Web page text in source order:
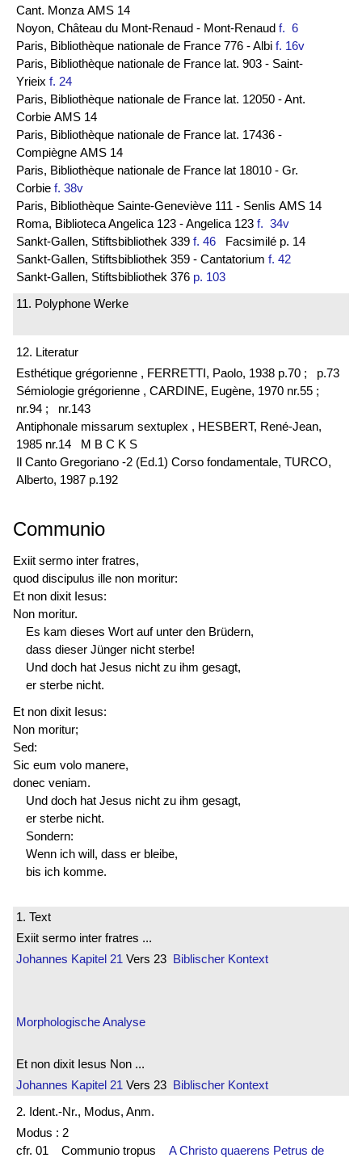
Cant. Monza AMS 14
Noyon, Château du Mont-Renaud - Mont-Renaud f. 6
Paris, Bibliothèque nationale de France 776 - Albi f. 16v
Paris, Bibliothèque nationale de France lat. 903 - Saint-
Yrieix f. 24
Paris, Bibliothèque nationale de France lat. 12050 - Ant.
Corbie AMS 14
Paris, Bibliothèque nationale de France lat. 17436 -
Compiègne AMS 14
Paris, Bibliothèque nationale de France lat 18010 - Gr.
Corbie f. 38v
Paris, Bibliothèque Sainte-Geneviève 111 - Senlis AMS 14
Roma, Biblioteca Angelica 123 - Angelica 123 f. 34v
Sankt-Gallen, Stiftsbibliothek 339 f. 46 Facsimilé p. 14
Sankt-Gallen, Stiftsbibliothek 359 - Cantatorium f. 42
Sankt-Gallen, Stiftsbibliothek 376 p. 103
11. Polyphone Werke
12. Literatur
Esthétique grégorienne , FERRETTI, Paolo, 1938 p.70 ;
p.73
Sémiologie grégorienne , CARDINE, Eugène, 1970 nr.55 ;
nr.94 ;
nr.143
Antiphonale missarum sextuplex , HESBERT, René-Jean,
1985 nr.14 M B C K S
Il Canto Gregoriano -2 (Ed.1) Corso fondamentale, TURCO,
Alberto, 1987 p.192
Communio
Exiit sermo inter fratres,
quod discipulus ille non moritur:
Et non dixit Iesus:
Non moritur.
Es kam dieses Wort auf unter den Brüdern,
dass dieser Jünger nicht sterbe!
Und doch hat Jesus nicht zu ihm gesagt,
er sterbe nicht.
Et non dixit Iesus:
Non moritur;
Sed:
Sic eum volo manere,
donec veniam.
Und doch hat Jesus nicht zu ihm gesagt,
er sterbe nicht.
Sondern:
Wenn ich will, dass er bleibe,
bis ich komme.
1. Text
Exiit sermo inter fratres ...
Johannes Kapitel 21 Vers 23 Biblischer Kontext
Morphologische Analyse
Et non dixit Iesus Non ...
Johannes Kapitel 21 Vers 23 Biblischer Kontext
2. Ident.-Nr., Modus, Anm.
Modus : 2
cfr. 01 Communio tropus A Christo quaerens Petrus de